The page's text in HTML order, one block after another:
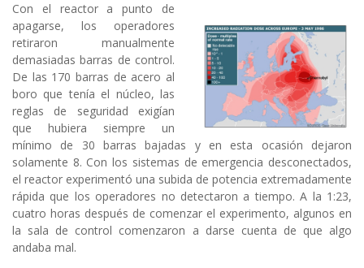
Con el reactor a punto de
apagarse, los operadores
retiraron manualmente
demasiadas barras de control.
De las 170 barras de acero al
boro que tenía el núcleo, las
reglas de seguridad exigían
que hubiera siempre un
mínimo de 30 barras bajadas y en esta ocasión dejaron
solamente 8. Con los sistemas de emergencia desconectados,
el reactor experimentó una subida de potencia extremadamente
rápida que los operadores no detectaron a tiempo. A la 1:23,
cuatro horas después de comenzar el experimento, algunos en
la sala de control comenzaron a darse cuenta de que algo
andaba mal.